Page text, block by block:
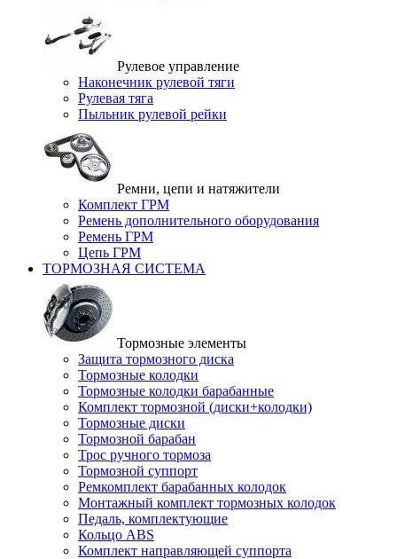
Рулевое управление
Наконечник рулевой тяги
Рулевая тяга
Пыльник рулевой рейки
Ремни, цепи и натяжители
Комплект ГРМ
Ремень дополнительного оборудования
Ремень ГРМ
Цепь ГРМ
ТОРМОЗНАЯ СИСТЕМА
Тормозные элементы
Защита тормозного диска
Тормозные колодки
Тормозные колодки барабанные
Комплект тормозной (диски+колодки)
Тормозные диски
Тормозной барабан
Трос ручного тормоза
Тормозной суппорт
Ремкомплект барабанных колодок
Монтажный комплект тормозных колодок
Педаль, комплектующие
Кольцо ABS
Комплект направляющей суппорта